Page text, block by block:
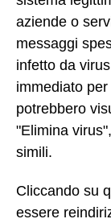
aziende o
messaggi
infetto da
immediato
potrebbero
"Elimina
simili.
Cliccando su
essere